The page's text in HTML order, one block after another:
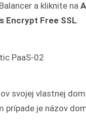
a kliknite na
Encrypt Free SSL:
svojej vlastnej
prípade je názov